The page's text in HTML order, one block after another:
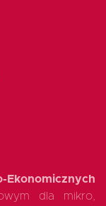
Ekonomicznych
dla mikro,